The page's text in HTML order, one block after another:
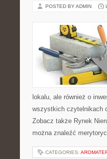
POSTED BY ADMIN
lokalu, ale również o
wszystkich czytelnikach
Zobacz także Rynek
można znaleźć
CATEGORIES: